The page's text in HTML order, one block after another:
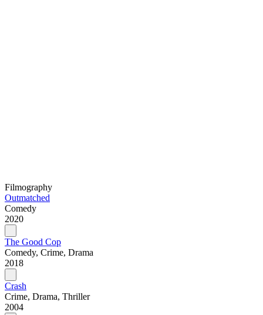
Filmography
Outmatched
Comedy
2020
The Good Cop
Comedy, Crime, Drama
2018
Crash
Crime, Drama, Thriller
2004